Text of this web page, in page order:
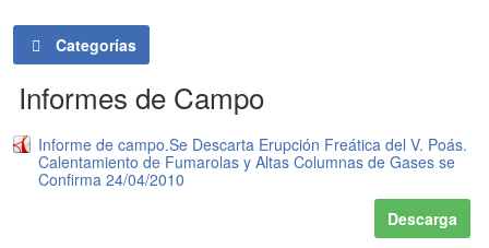
Categorías
Informes de Campo
Informe de campo.Se Descarta Erupción Freática del V. Poás.
Calentamiento de Fumarolas y Altas Columnas de Gases se
Confirma 24/04/2010
Descarga